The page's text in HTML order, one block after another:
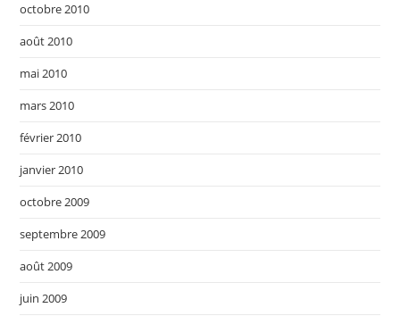
octobre 2010
août 2010
mai 2010
mars 2010
février 2010
janvier 2010
octobre 2009
septembre 2009
août 2009
juin 2009